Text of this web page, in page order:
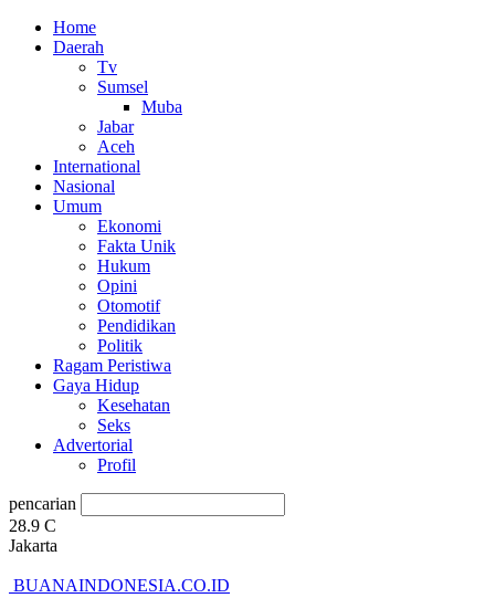
Home
Daerah
Tv
Sumsel
Muba
Jabar
Aceh
International
Nasional
Umum
Ekonomi
Fakta Unik
Hukum
Opini
Otomotif
Pendidikan
Politik
Ragam Peristiwa
Gaya Hidup
Kesehatan
Seks
Advertorial
Profil
pencarian
28.9 C
Jakarta
BUANAINDONESIA.CO.ID